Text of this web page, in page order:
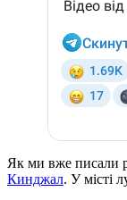
Як ми вже писали
Кинджал. У місті